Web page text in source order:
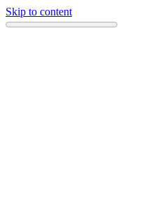
Skip to content